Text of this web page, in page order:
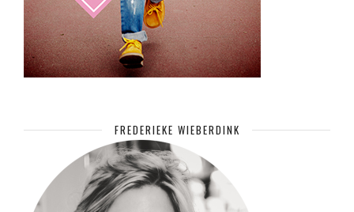
FREDERIEKE WIEBERDINK